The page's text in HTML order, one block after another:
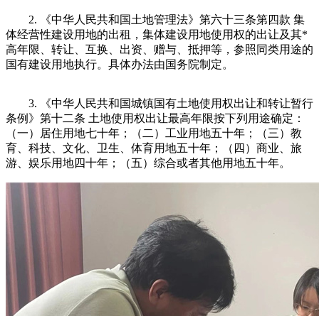
2. 《中华人民共和国土地管理法》第六十三条第四款 集
体经营性建设用地的出租，集体建设用地使用权的出让及其*
高年限、转让、互换、出资、赠与、抵押等，参照同类用途的
国有建设用地执行。具体办法由国务院制定。
3. 《中华人民共和国城镇国有土地使用权出让和转让暂行
条例》第十二条 土地使用权出让最高年限按下列用途确定：
（一）居住用地七十年；（二）工业用地五十年；（三）教
育、科技、文化、卫生、体育用地五十年；（四）商业、旅
游、娱乐用地四十年；（五）综合或者其他用地五十年。